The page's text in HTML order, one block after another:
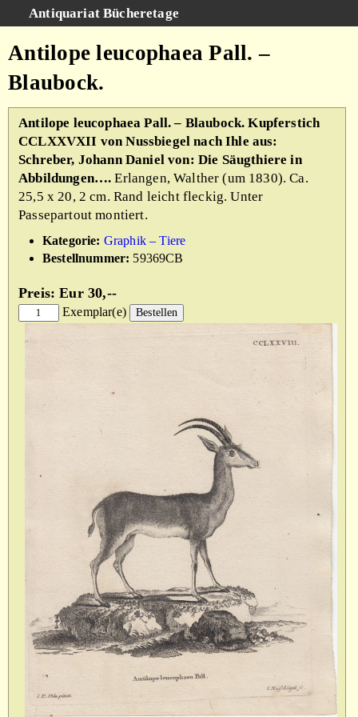
Antiquariat Bücheretage
Kategorien
Gesamtbestand
Warenkorb
AGB
Impressum
Antilope leucophaea Pall. –
Blaubock.
Antilope leucophaea Pall. – Blaubock. Kupferstich
CCLXXVXII von Nussbiegel nach Ihle aus:
Schreber, Johann Daniel von: Die Säugthiere in
Abbildungen…. Erlangen, Walther (um 1830). Ca.
25,5 x 20, 2 cm. Rand leicht fleckig. Unter
Passepartout montiert.
Kategorie: Graphik – Tiere
Bestellnummer: 59369CB
Preis: Eur 30,--
Exemplar(e)